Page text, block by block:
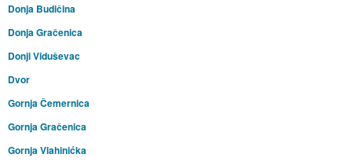
Donja Budičina
Donja Gračenica
Donji Viduševac
Dvor
Gornja Čemernica
Gornja Gračenica
Gornja Vlahinićka